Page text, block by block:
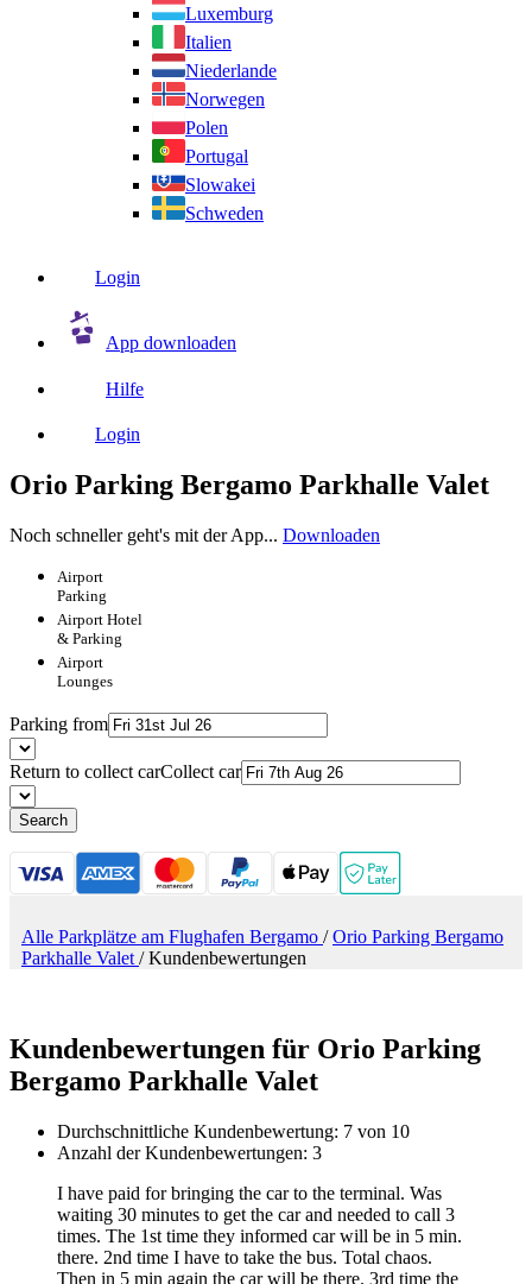
Luxemburg
Italien
Niederlande
Norwegen
Polen
Portugal
Slowakei
Schweden
Login
App downloaden
Hilfe
Login
Orio Parking Bergamo Parkhalle Valet
Noch schneller geht's mit der App... Downloaden
Airport
Parking
Airport Hotel
& Parking
Airport
Lounges
Parking from
Return to collect carCollect car
Search
Alle Parkplätze am Flughafen Bergamo /Orio Parking Bergamo
Parkhalle Valet /Kundenbewertungen
Kundenbewertungen für Orio Parking
Bergamo Parkhalle Valet
Durchschnittliche Kundenbewertung: 7 von 10
Anzahl der Kundenbewertungen: 3
I have paid for bringing the car to the terminal. Was
waiting 30 minutes to get the car and needed to call 3
times. The 1st time they informed car will be in 5 min.
there. 2nd time I have to take the bus. Total chaos.
Then in 5 min again the car will be there. 3rd time the